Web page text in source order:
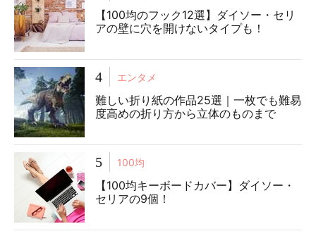
【100均のフック12選】ダイソー・セリ
アの壁に穴を開けないタイプも！
4 エンタメ
難しい折り紙の作品25選｜一枚でも難易
度高めの折り方から立体のものまで
5 100均
【100均キーボードカバー】ダイソー・
セリアの9個！